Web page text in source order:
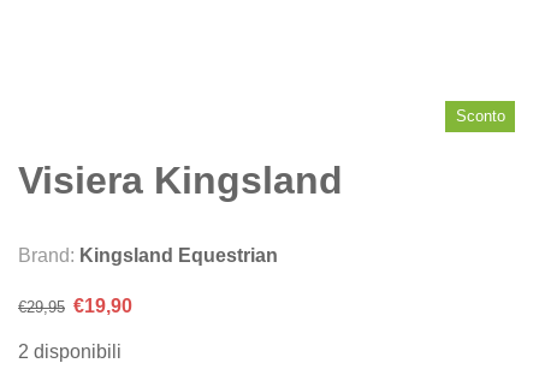
Sconto
Visiera Kingsland
Brand: Kingsland Equestrian
€29,95 Il
originale
€19,90Il
2 disponibili